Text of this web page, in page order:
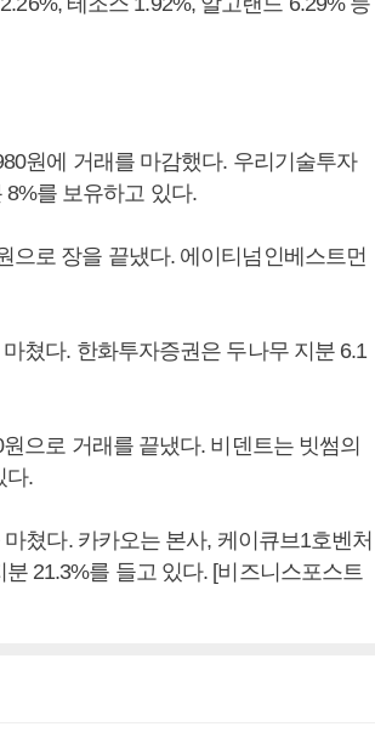
원에 거래를 마감했다. 우리기술투자
를 보유하고 있다.
으로 장을 끝냈다. 에이티넘인베스트먼
쳤다. 한화투자증권은 두나무 지분 6.1
으로 거래를 끝냈다. 비덴트는 빗썸의
다.
쳤다. 카카오는 본사, 케이큐브1호벤처
21.3%를 들고 있다. [비즈니스포스트